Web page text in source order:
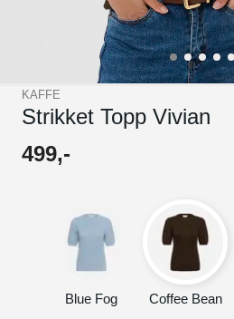
KAFFE
Strikket Topp Vivian
499,-
Blue Fog Coffee Bean